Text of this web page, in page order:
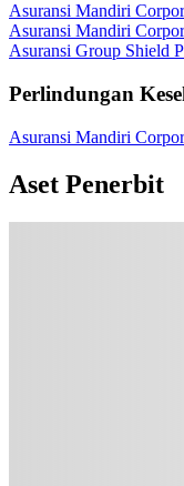
Asuransi Mandiri
Asuransi Mandiri
Asuransi Group Shield
Perlindungan
Asuransi Mandiri
Aset Penerbit